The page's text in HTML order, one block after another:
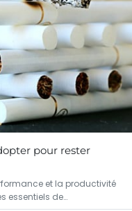
pour rester
et la productivité
essentiels de…